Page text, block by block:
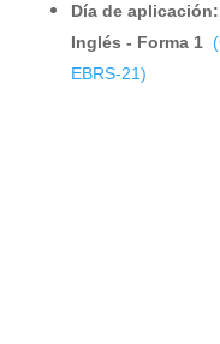
Día de
Inglés - Forma 1
EBRS-21)